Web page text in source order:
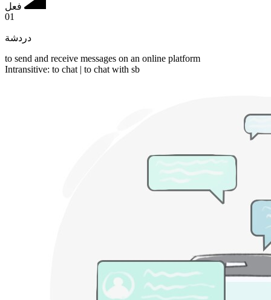
فعل
01
دردشة
to send and receive messages on an online platform
Intransitive: to chat | to chat with sb